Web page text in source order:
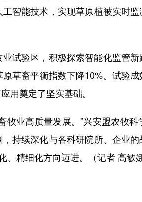
智能技术，实现草原植被实时
验区，积极探索智能化监管新
草畜平衡指数下降10%。试验
用奠定了坚实基础。
业高质量发展。”兴安盟农牧科
持续深化与各科研院所、企业
、精细化方向迈进。（记者 高敏娜